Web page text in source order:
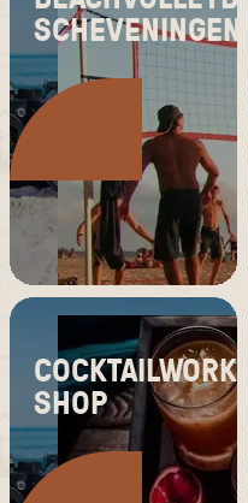
SCHEVENINGEN
COCKTAILWORK-
SHOP